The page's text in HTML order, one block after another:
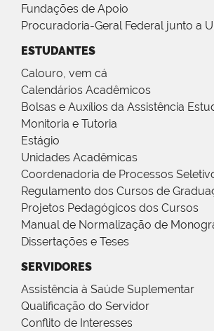
Fundações de Apoio
Procuradoria-Geral Federal junto a
ESTUDANTES
Calouro, vem cá
Calendários Acadêmicos
Bolsas e Auxílios da Assistência
Monitoria e Tutoria
Estágio
Unidades Acadêmicas
Coordenadoria de Processos
Regulamento dos Cursos de
Projetos Pedagógicos dos Cursos
Manual de Normalização de
Dissertações e Teses
SERVIDORES
Assistência à Saúde Suplementar
Qualificação do Servidor
Conflito de Interesses